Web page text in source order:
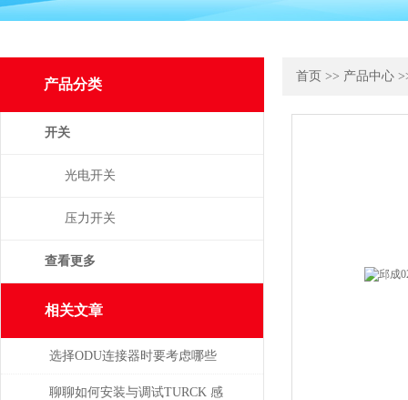
产品分类
开关
光电开关
压力开关
查看更多
相关文章
选择ODU连接器时要考虑哪些
因素？
聊聊如何安装与调试TURCK 感
首页 >> 产品中心